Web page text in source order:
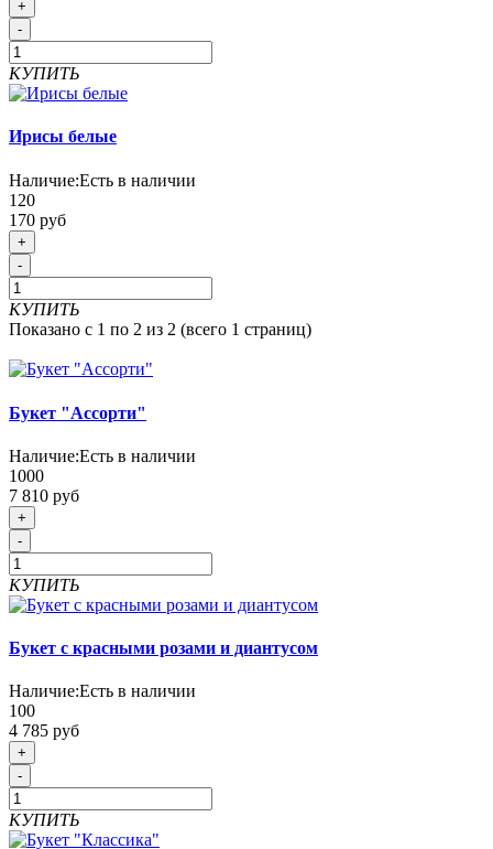
+
-
КУПИТЬ
Ирисы белые
Наличие:Есть в наличии
120
170 руб
+
-
КУПИТЬ
Показано с 1 по 2 из 2 (всего 1 страниц)
Букет "Ассорти"
Наличие:Есть в наличии
1000
7 810 руб
+
-
КУПИТЬ
Букет с красными розами и диантусом
Наличие:Есть в наличии
100
4 785 руб
+
-
КУПИТЬ